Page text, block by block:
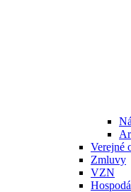
Verejné
Zmluvy
VZN